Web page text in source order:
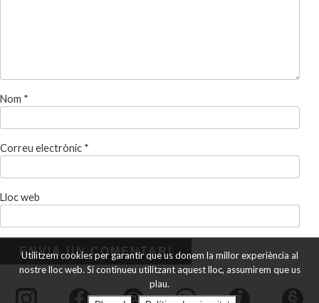
Nom *
Correu electrònic *
Lloc web
Utilitzem cookies per garantir que us donem la millor experiència al
nostre lloc web. Si continueu utilitzant aquest lloc, assumirem que us
plau.